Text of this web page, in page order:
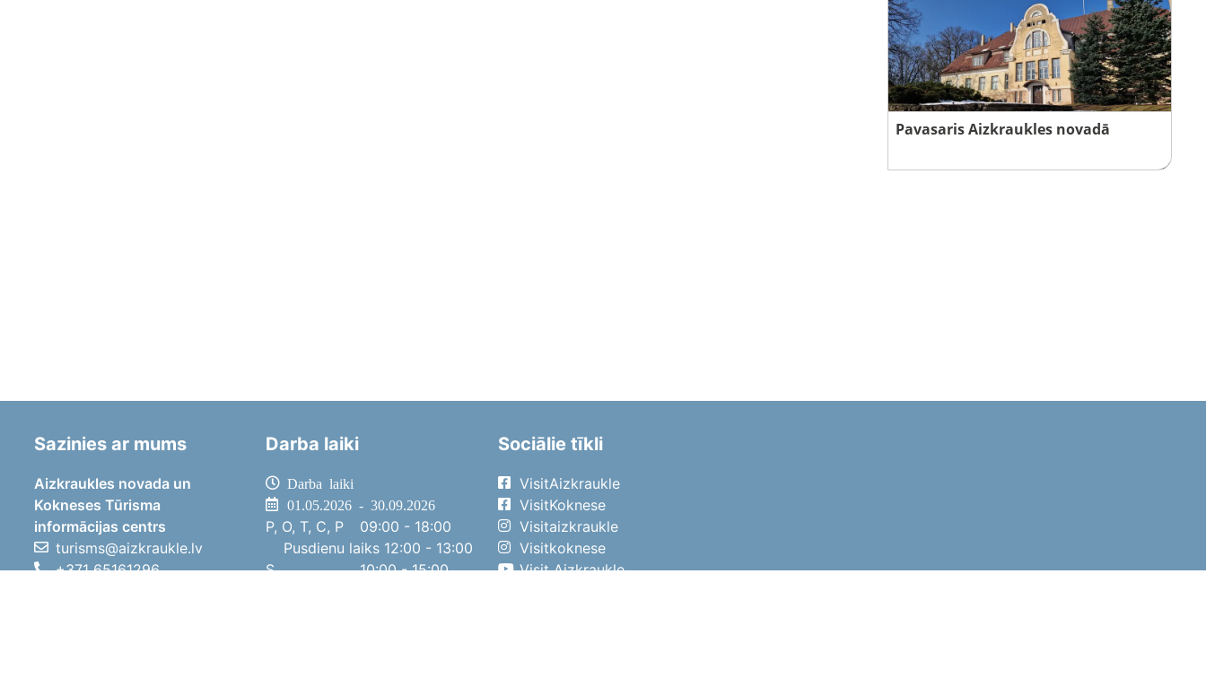
Pavasaris Aizkraukles novadā
Sazinies ar mums
Aizkraukles novada un
Kokneses Tūrisma
informācijas centrs
turisms@aizkraukle.lv
+371 65161296
Darba laiki
Darba laiki
01.05.2026 - 30.09.2026
P, O, T, C, P
09:00 - 18:00
Pusdienu laiks 12:00 - 13:00
S
10:00 - 15:00
Sociālie tīkli
VisitAizkraukle
VisitKoknese
Visitaizkraukle
Visitkoknese
Visit Aizkraukle